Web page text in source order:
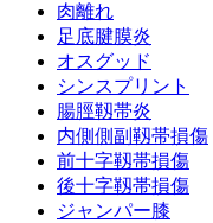
肉離れ
足底腱膜炎
オスグッド
シンスプリント
腸脛靱帯炎
内側側副靱帯損傷
前十字靱帯損傷
後十字靱帯損傷
ジャンパー膝